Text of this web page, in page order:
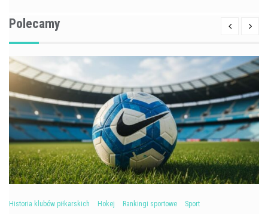
Polecamy
Historia klubów piłkarskich Hokej Rankingi sportowe
Sport